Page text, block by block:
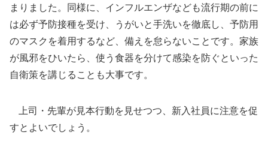
まりました。同様に、インフルエンザなども流行期の前に
は必ず予防接種を受け、うがいと手洗いを徹底し、予防用
のマスクを着用するなど、備えを怠らないことです。家族
が風邪をひいたら、使う食器を分けて感染を防ぐといった
自衛策を講じることも大事です。
上司・先輩が見本行動を見せつつ、新入社員に注意を促
すとよいでしょう。